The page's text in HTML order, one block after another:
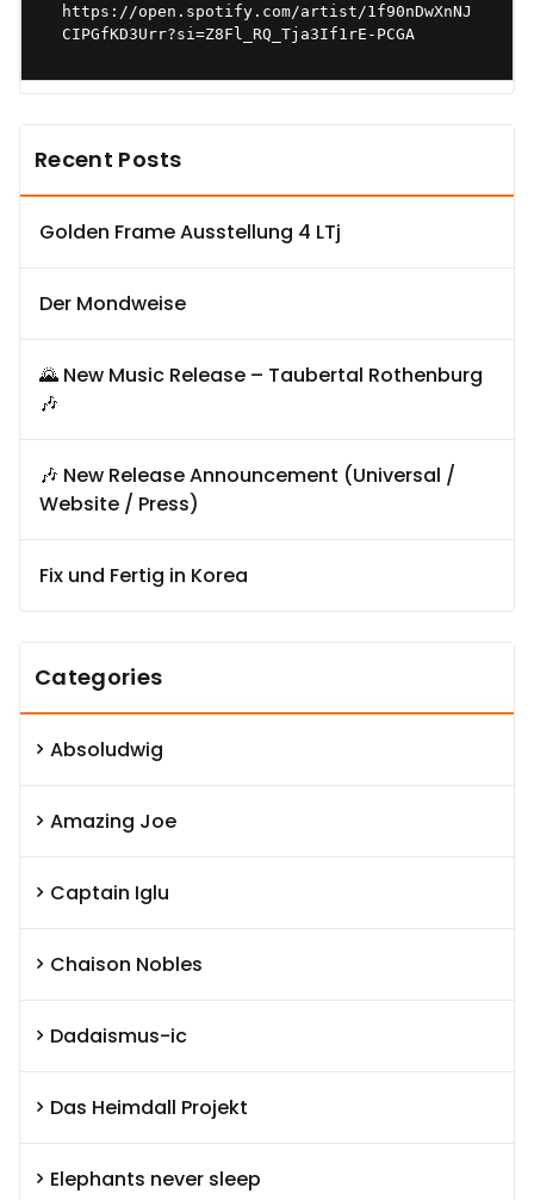
https://open.spotify.com/artist/1f90nDwXnNJ
CIPGfKD3Urr?si=Z8Fl_RQ_Tja3If1rE-PCGA
Recent Posts
Golden Frame Ausstellung 4 LTj
Der Mondweise
🌄 New Music Release – Taubertal Rothenburg
🎶
🎶 New Release Announcement (Universal /
Website / Press)
Fix und Fertig in Korea
Categories
Absoludwig
Amazing Joe
Captain Iglu
Chaison Nobles
Dadaismus-ic
Das Heimdall Projekt
Elephants never sleep